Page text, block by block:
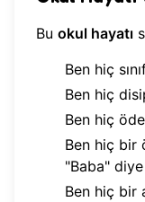
Bu okul hayatı
Ben hiç
Ben hiç
Ben hiç
Ben hiç bir
"Baba" diye
Ben hiç bir